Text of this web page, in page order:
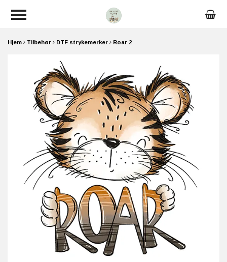
Hjem Tilbehør DTF strykemerker Roar 2